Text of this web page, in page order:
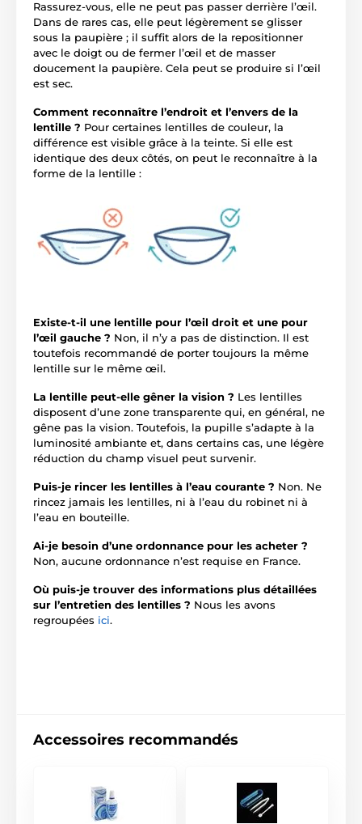
Rassurez-vous, elle ne peut pas passer derrière l’œil.
Dans de rares cas, elle peut légèrement se glisser
sous la paupière ; il suffit alors de la repositionner
avec le doigt ou de fermer l’œil et de masser
doucement la paupière. Cela peut se produire si l’œil
est sec.
Comment reconnaître l’endroit et l’envers de la
lentille ? Pour certaines lentilles de couleur, la
différence est visible grâce à la teinte. Si elle est
identique des deux côtés, on peut le reconnaître à la
forme de la lentille :
Existe-t-il une lentille pour l’œil droit et une pour
l’œil gauche ? Non, il n’y a pas de distinction. Il est
toutefois recommandé de porter toujours la même
lentille sur le même œil.
La lentille peut-elle gêner la vision ? Les lentilles
disposent d’une zone transparente qui, en général, ne
gêne pas la vision. Toutefois, la pupille s’adapte à la
luminosité ambiante et, dans certains cas, une légère
réduction du champ visuel peut survenir.
Puis-je rincer les lentilles à l’eau courante ? Non. Ne
rincez jamais les lentilles, ni à l’eau du robinet ni à
l’eau en bouteille.
Ai-je besoin d’une ordonnance pour les acheter ?
Non, aucune ordonnance n’est requise en France.
Où puis-je trouver des informations plus détaillées
sur l’entretien des lentilles ? Nous les avons
regroupées ici.
Accessoires recommandés